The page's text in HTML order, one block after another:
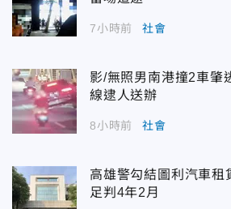
7小時前 社會
影/無照男南港撞2車
線逮人送辦
8小時前 社會
高雄警勾結圖利汽車
足判4年2月